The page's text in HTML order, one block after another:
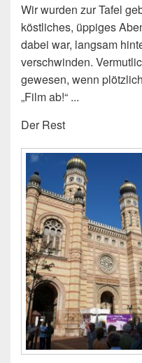
Wir wurden zur Tafel
köstliches, üppiges
dabei war, langsam
verschwinden.
gewesen, wenn
„Film ab!“ ...
Der Rest